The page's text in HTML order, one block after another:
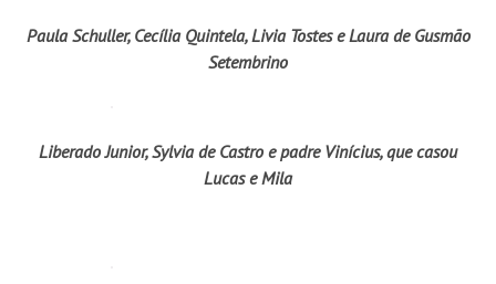
Paula Schuller, Cecília Quintela, Livia Tostes e Laura de Gusmão
Setembrino
Liberado Junior, Sylvia de Castro e padre Vinícius, que casou
Lucas e Mila